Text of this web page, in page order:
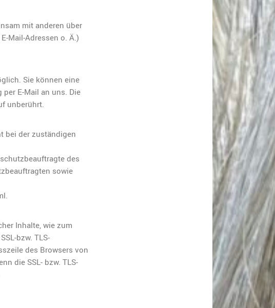
mit anderen über
Mail-Adressen o. Ä.)
Sie können eine
E-Mail an uns. Die
unberührt.
bei der zuständigen
des
sowie
Inhalte, wie zum
bzw. TLS-
des Browsers von
die SSL- bzw. TLS-